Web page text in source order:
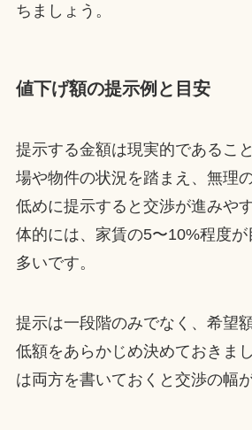
ちましょう。
値下げ額の提示例と目安
提示する金額は現実的であるこ
場や物件の状況を踏まえ、無理
低めに提示すると交渉が進みや
体的には、家賃の5〜10%程度
多いです。
提示は一段階のみでなく、希望
低額をあらかじめ決めておきま
は両方を書いておくと交渉の幅